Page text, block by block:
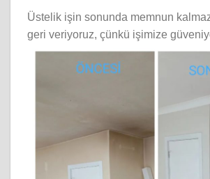
Üstelik işin sonunda memnun
geri veriyoruz, çünkü işimize